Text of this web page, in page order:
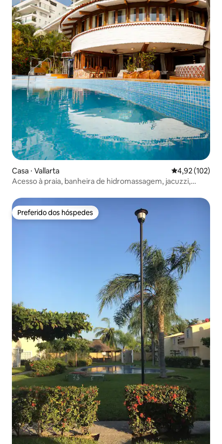
Casa ⋅ Vallarta 4,92 de uma
4,92 (102)
Acesso à praia, banheira de hidromassagem, jacuzzi,
Preferido dos hóspedes
Preferido dos hóspedes